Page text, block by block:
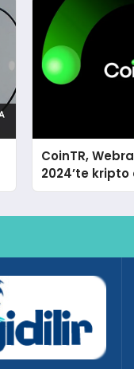
CoinTR,
2024’te
tanınan